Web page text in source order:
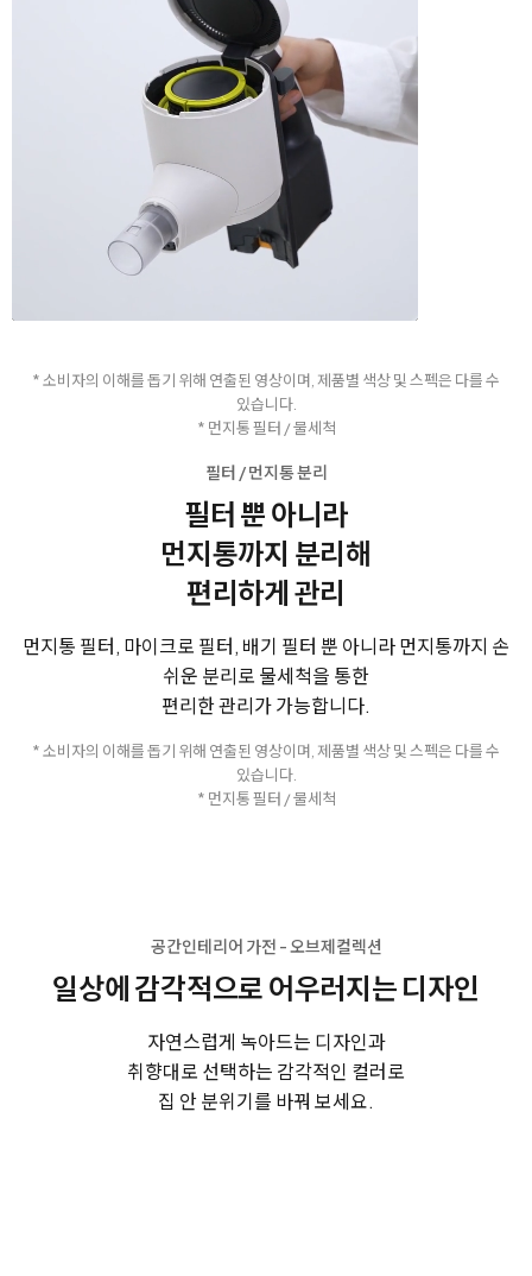
* 소비자의 이해를 돕기 위해 연출된 영상이며, 제품별 색상 및 스펙은 다를 수
있습니다.
* 먼지통 필터 / 물세척
필터 / 먼지통 분리
필터 뿐 아니라
먼지통까지 분리해
편리하게 관리
먼지통 필터, 마이크로 필터, 배기 필터 뿐 아니라 먼지통까지 손
쉬운 분리로 물세척을 통한
편리한 관리가 가능합니다.
* 소비자의 이해를 돕기 위해 연출된 영상이며, 제품별 색상 및 스펙은 다를 수
있습니다.
* 먼지통 필터 / 물세척
공간인테리어 가전 - 오브제컬렉션
일상에 감각적으로 어우러지는 디자인
자연스럽게 녹아드는 디자인과
취향대로 선택하는 감각적인 컬러로
집 안 분위기를 바꿔 보세요.